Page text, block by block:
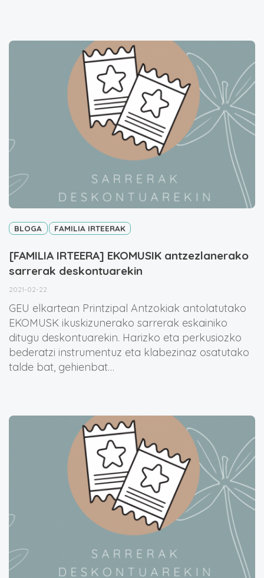
BLOGA FAMILIA IRTEERAK
[FAMILIA IRTEERA] EKOMUSIK antzezlanerako
sarrerak deskontuarekin
2021-02-22
GEU elkartean Printzipal Antzokiak antolatutako
EKOMUSK ikuskizunerako sarrerak eskainiko
ditugu deskontuarekin. Harizko eta perkusiozko
bederatzi instrumentuz eta klabezinaz osatutako
talde bat, gehienbat…